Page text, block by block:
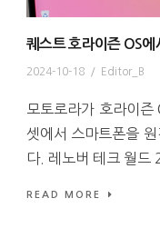
퀘스트 호라이즌 OS에
2024-10-18 / Editor_B
모토로라가 호라이즌
셋에서 스마트폰을
다. 레노버 테크 월드
READ MORE